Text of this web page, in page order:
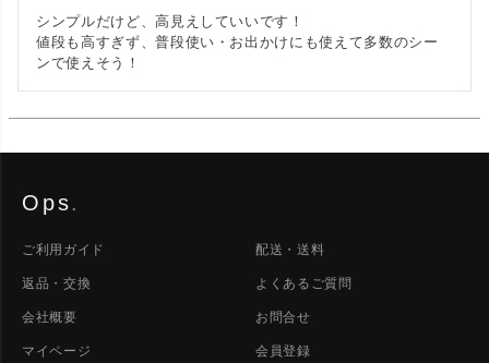
シンプルだけど、高見えしていいです！
値段も高すぎず、普段使い・お出かけにも使えて多数のシー
ンで使えそう！
Ops.
ご利用ガイド 配送・送料
返品・交換 よくあるご質問
会社概要 お問合せ
マイページ 会員登録